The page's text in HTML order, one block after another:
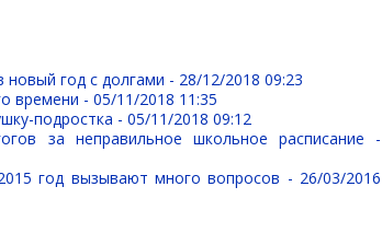
новый год с долгами - 28/12/2018 09:23
времени -05/11/2018 11:35
подростка -05/11/2018 09:12
за неправильное школьное расписание -
год вызывают много вопросов - 26/03/2016